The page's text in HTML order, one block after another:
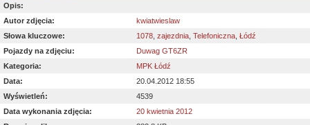
Opis:
Autor zdjęcia:
kwiatwieslaw
Słowa kluczowe:
1078 zajezdnia Telefoniczna Łódź
Pojazdy na zdjęciu:
Duwag GT6ZR
Kategoria:
MPK Łódź
Data:
20.04.2012 18:55
Wyświetleń:
4539
Data wykonania zdjęcia:
20 kwietnia 2012